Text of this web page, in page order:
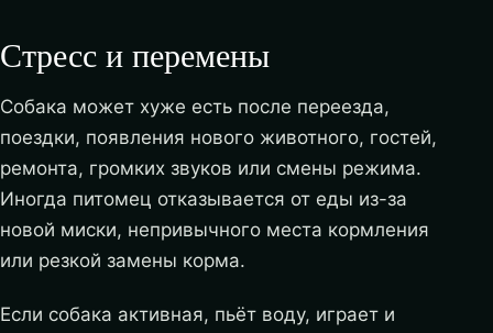
Стресс и перемены
Собака может хуже есть после переезда,
поездки, появления нового животного, гостей,
ремонта, громких звуков или смены режима.
Иногда питомец отказывается от еды из-за
новой миски, непривычного места кормления
или резкой замены корма.
Если собака активная, пьёт воду, играет и